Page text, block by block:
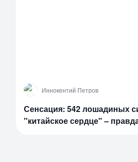
И Иннокентий Петров
Сенсация: 542 лошадиных
"китайское сердце" –